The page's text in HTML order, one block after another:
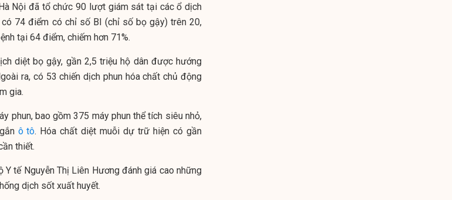
Nội đã tổ chức 90 lượt giám sát tại các ổ dịch
74 điểm có chỉ số BI (chỉ số bọ gậy) trên 20,
tại 64 điểm, chiếm hơn 71%.
diệt bọ gậy, gần 2,5 triệu hộ dân được hướng
ra, có 53 chiến dịch phun hóa chất chủ động
gia.
phun, bao gồm 375 máy phun thể tích siêu nhỏ,
ô tô. Hóa chất diệt muỗi dự trữ hiện có gần
thiết.
tế Nguyễn Thị Liên Hương đánh giá cao những
dịch sốt xuất huyết.